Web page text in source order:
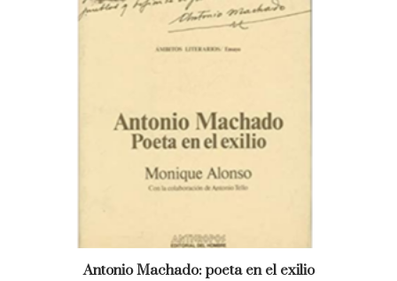
Antonio Machado: poeta en el exilio